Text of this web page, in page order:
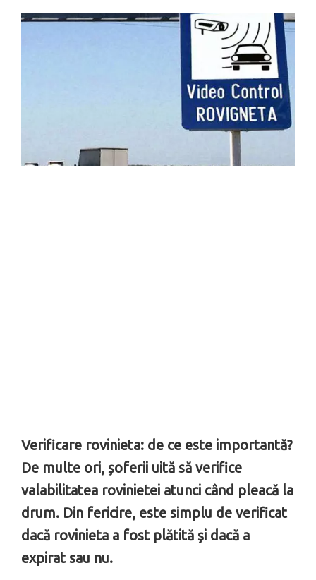
Verificare rovinieta: de ce este importantă?
De multe ori, șoferii uită să verifice
valabilitatea rovinietei atunci când pleacă la
drum. Din fericire, este simplu de verificat
dacă rovinieta a fost plătită și dacă a
expirat sau nu.